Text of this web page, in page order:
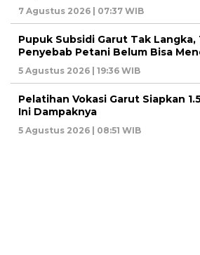
7 Agustus 2026 | 07:37 WIB
Pupuk Subsidi Garut Tak Langka,
Penyebab Petani Belum Bisa
5 Agustus 2026 | 19:36 WIB
Pelatihan Vokasi Garut Siapkan
Ini Dampaknya
5 Agustus 2026 | 08:51 WIB